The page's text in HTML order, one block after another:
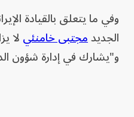
وفي ما يتعلق بالقيادة
الجديدمجتبى خامنئيلا
و"يشارك في إدارة شؤون